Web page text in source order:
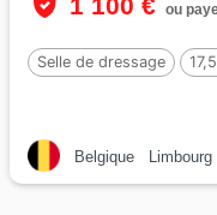
ou
Selle de dressage
Belgique Limbourg